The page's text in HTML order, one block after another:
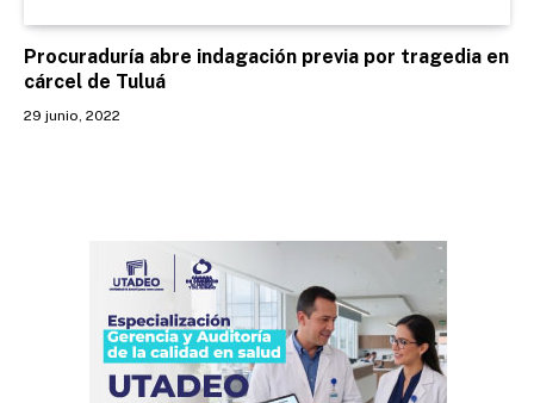
Procuraduría abre indagación previa por tragedia en
cárcel de Tuluá
29 junio, 2022